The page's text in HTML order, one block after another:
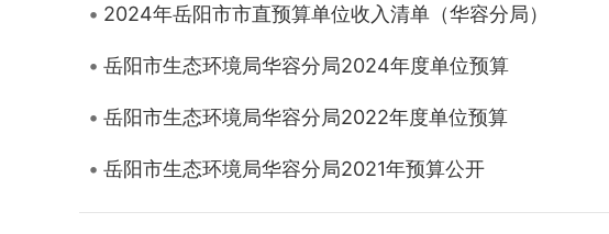
2024年岳阳市市直预算单位收入清单（华容分局）
岳阳市生态环境局华容分局2024年度单位预算
岳阳市生态环境局华容分局2022年度单位预算
岳阳市生态环境局华容分局2021年预算公开